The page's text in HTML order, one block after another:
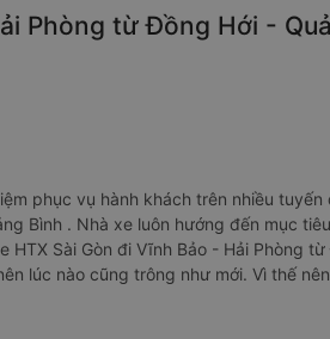
Phòng từ Đồng Hới -
phục vụ hành khách trên nhiều
Bình . Nhà xe luôn hướng đến mục
Sài Gòn đi Vĩnh Bảo - Hải Phòng
lúc nào cũng trông như mới. Vì thế